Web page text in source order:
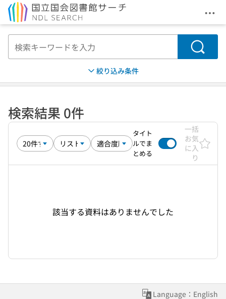
メ
検索
絞り込み条件
検索結果 0件
タイト
ルでま
とめる
一括
お気
に入
り
該当する資料はありませんでした
Language：English